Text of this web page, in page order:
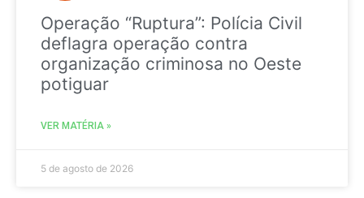
Operação “Ruptura”: Polícia Civil
deflagra operação contra
organização criminosa no Oeste
potiguar
VER MATÉRIA »
5 de agosto de 2026